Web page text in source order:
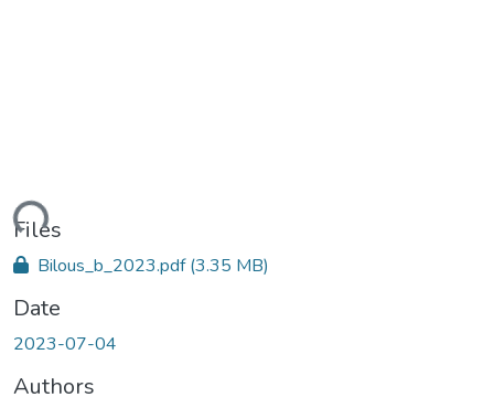
Files
Bilous_b_2023.pdf(3.35 MB)
Date
2023-07-04
Authors